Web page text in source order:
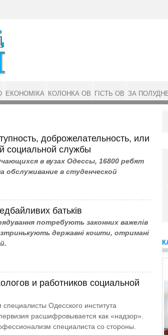
доброжелательность, или
социальной службы
в вузах Одессы, 16800 ребят
обслуживание в студенческой
батьків
потребують законних важелів
державні кошти, отримані
и работников социальной
Одесского института
расшифровывается как «надзор».
специалиста со стороны.
ЕКОНОМІКА КОЛОНКА ОВ ГІСТЬ ОВ ЗА